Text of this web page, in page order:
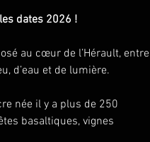
dates 2026 !
au cœur de l’Hérault, entre
d’eau et de lumière.
née il y a plus de 250
basaltiques, vignes